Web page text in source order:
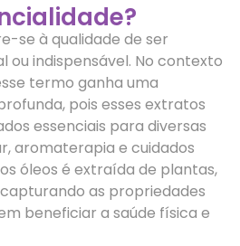
se à qualidade de ser
ou indispensável. No contexto
termo ganha uma
pois esses extratos
essenciais para diversas
aromaterapia e cuidados
óleos é extraída de plantas,
as propriedades
beneficiar a saúde física e